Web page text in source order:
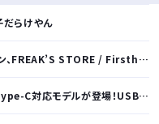
だらけやん
STORE / Firsthand / Freadaから登場
A変換アダプター付属で幅広いデバイスに対応